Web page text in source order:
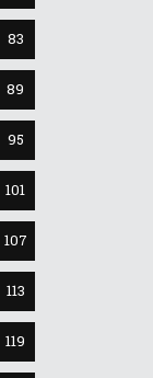
83
89
95
101
107
113
119